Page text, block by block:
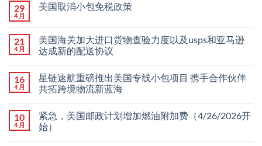
29
4 月
美国取消小包免税政策
21
4 月
美国海关加大进口货物查验力度以及usps和亚马逊
达成新的配送协议
16
4 月
星链速航重磅推出美国专线小包项目 携手合作伙伴
共拓跨境物流新蓝海
10
4 月
紧急，美国邮政计划增加燃油附加费（4/26/2026开
始）